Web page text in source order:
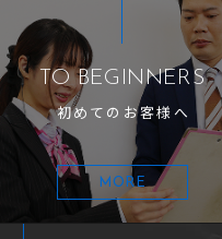
TO BEGINNERS
初めてのお客様へ
MORE